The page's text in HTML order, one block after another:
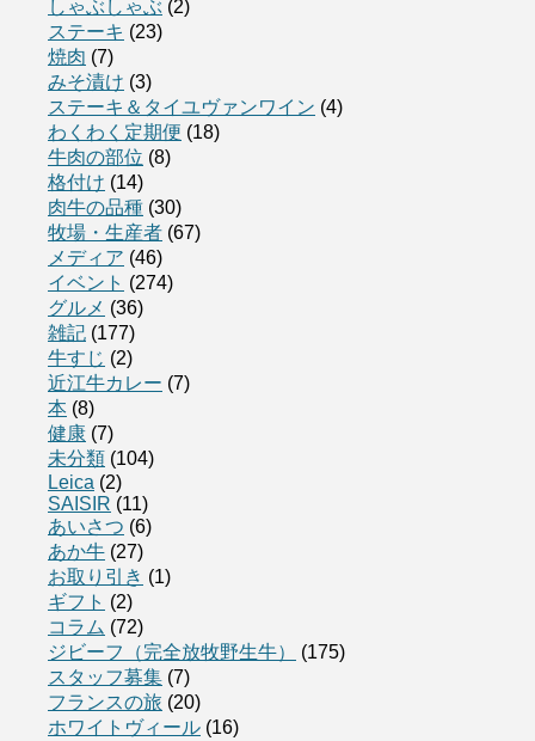
しゃぶしゃぶ (2)
ステーキ (23)
焼肉 (7)
みそ漬け (3)
ステーキ＆タイユヴァンワイン (4)
わくわく定期便 (18)
牛肉の部位 (8)
格付け (14)
肉牛の品種 (30)
牧場・生産者 (67)
メディア (46)
イベント (274)
グルメ (36)
雑記 (177)
牛すじ (2)
近江牛カレー (7)
本 (8)
健康 (7)
未分類 (104)
Leica (2)
SAISIR (11)
あいさつ (6)
あか牛 (27)
お取り引き (1)
ギフト (2)
コラム (72)
ジビーフ（完全放牧野生牛）
(175)
スタッフ募集 (7)
フランスの旅 (20)
ホワイトヴィール (16)